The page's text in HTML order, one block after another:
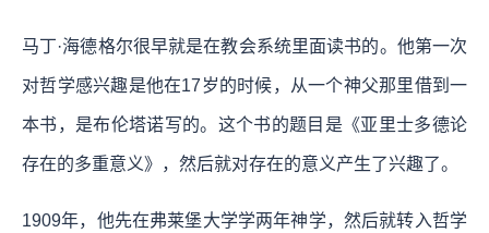
马丁·海德格尔很早就是在教会系统里面读书的。他第一次
对哲学感兴趣是他在17岁的时候，从一个神父那里借到一
本书，是布伦塔诺写的。这个书的题目是《亚里士多德论
存在的多重意义》，然后就对存在的意义产生了兴趣了。
1909年，他先在弗莱堡大学学两年神学，然后就转入哲学